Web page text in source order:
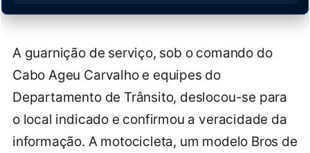
A guarnição de serviço, sob o comando do
Cabo Ageu Carvalho e equipes do
Departamento de Trânsito, deslocou-se para
o local indicado e confirmou a veracidade da
informação. A motocicleta, um modelo Bros de